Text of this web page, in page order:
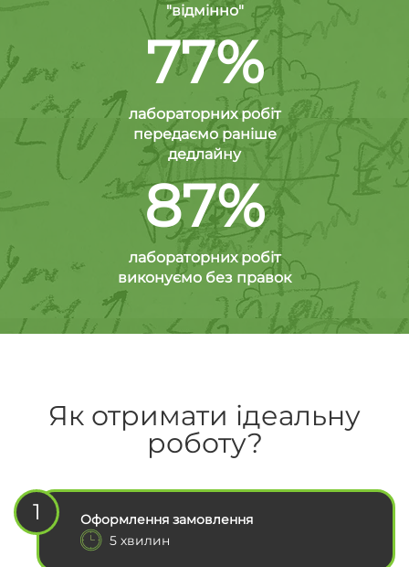
"відмінно"
77%
лабораторних робіт
передаємо раніше
дедлайну
87%
лабораторних робіт
виконуємо без правок
Як отримати ідеальну
роботу?
1
Оформлення замовлення
5 хвилин